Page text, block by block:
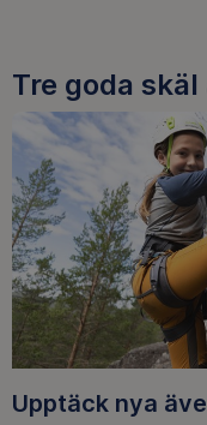
Tre goda
Upptäck nya